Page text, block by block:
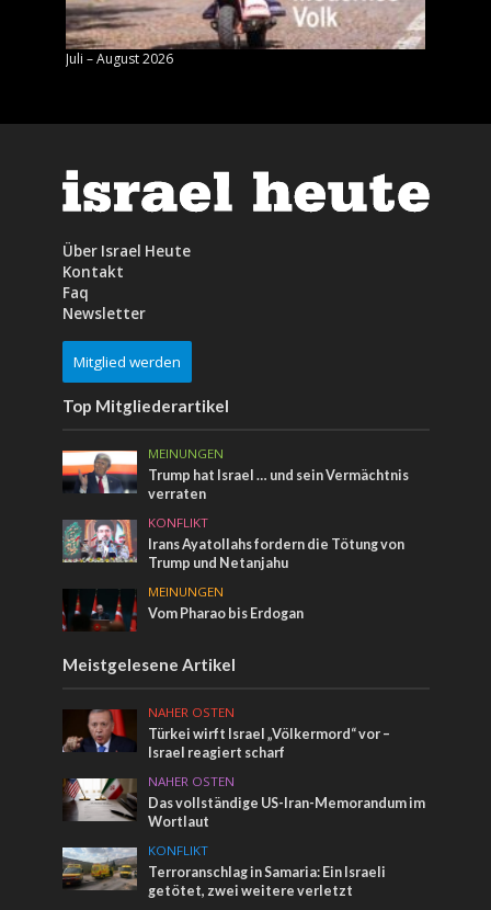
Juli – August 2026
Über Israel Heute
Kontakt
Faq
Newsletter
Mitglied werden
Top Mitgliederartikel
MEINUNGEN
Trump hat Israel … und sein Vermächtnis
verraten
KONFLIKT
Irans Ayatollahs fordern die Tötung von
Trump und Netanjahu
MEINUNGEN
Vom Pharao bis Erdogan
Meistgelesene Artikel
NAHER OSTEN
Türkei wirft Israel „Völkermord“ vor –
Israel reagiert scharf
NAHER OSTEN
Das vollständige US-Iran-Memorandum im
Wortlaut
KONFLIKT
Terroranschlag in Samaria: Ein Israeli
getötet, zwei weitere verletzt